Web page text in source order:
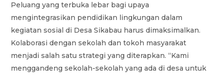
Peluang yang terbuka lebar bagi upaya
mengintegrasikan pendidikan lingkungan dalam
kegiatan sosial di Desa Sikabau harus dimaksimalkan.
Kolaborasi dengan sekolah dan tokoh masyarakat
menjadi salah satu strategi yang diterapkan. “Kami
menggandeng sekolah-sekolah yang ada di desa untuk